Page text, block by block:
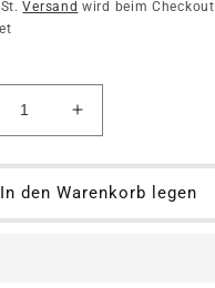
Versand wird beim Checkout
Erhöhe
die
Menge
für
In den Warenkorb legen